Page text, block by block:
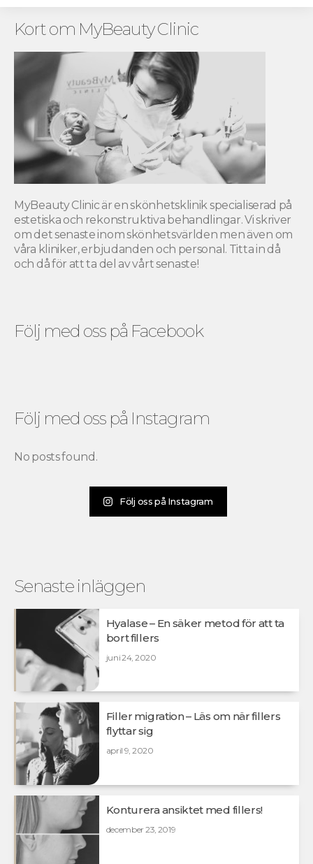
Kort om MyBeauty Clinic
MyBeauty Clinic är en skönhetsklinik specialiserad på
estetiska och rekonstruktiva behandlingar. Vi skriver
om det senaste inom skönhetsvärlden men även om
våra kliniker, erbjudanden och personal. Titta in då
och då för att ta del av vårt senaste!
Följ med oss på Facebook
Följ med oss på Instagram
No posts found.
Följ oss på Instagram
Senaste inläggen
Hyalase – En säker metod för att ta
bort fillers
juni 24, 2020
Filler migration – Läs om när fillers
flyttar sig
april 9, 2020
Konturera ansiktet med fillers!
december 23, 2019